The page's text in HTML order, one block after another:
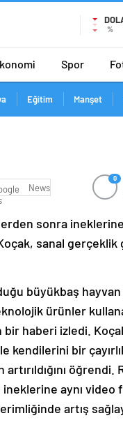
%
Spor
Eğitim Manşet
News
0
sonra
sanal
büyükbaş
ürünler
bir haberi izledi.
bir
öğrendi.
aynı video
artış